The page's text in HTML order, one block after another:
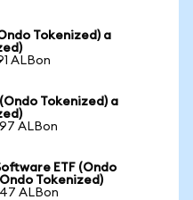
Tokenized) a
ALBon
Tokenized) a
ALBon
ETF (Ondo
Tokenized)
ALBon